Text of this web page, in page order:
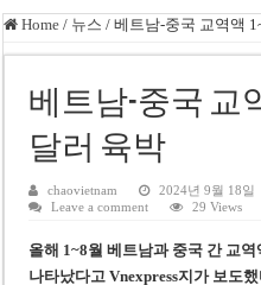
하노이-하이퐁 고속도로 차량 투석
베트남 증시 업그레이드, 수십억 달
베트남주식 VN지수 1,800선 돌파
하노이 쌍둥이 타워 99층 부지 현장
베트남주식 SST, 2025년 현금 배당
베트남 전자비자 사기 웹사이트 주
Home / 뉴스 / 베트남-중국 교역액
베트남-중국 교
달러 육박
chaovietnam 2024년 9월 18일
Leave a comment
29 Views
올해 1~8월 베트남과 중국 간 교
나타났다고 Vnexpress지가 보도